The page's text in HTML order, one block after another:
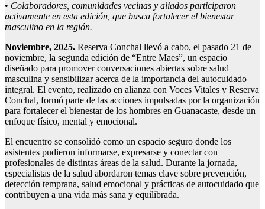
• Colaboradores, comunidades vecinas y aliados participaron
activamente en esta edición, que busca fortalecer el bienestar
masculino en la región.
Noviembre, 2025. Reserva Conchal llevó a cabo, el pasado 21 de
noviembre, la segunda edición de “Entre Maes”, un espacio
diseñado para promover conversaciones abiertas sobre salud
masculina y sensibilizar acerca de la importancia del autocuidado
integral. El evento, realizado en alianza con Voces Vitales y Reserva
Conchal, formó parte de las acciones impulsadas por la organización
para fortalecer el bienestar de los hombres en Guanacaste, desde un
enfoque físico, mental y emocional.
El encuentro se consolidó como un espacio seguro donde los
asistentes pudieron informarse, expresarse y conectar con
profesionales de distintas áreas de la salud. Durante la jornada,
especialistas de la salud abordaron temas clave sobre prevención,
detección temprana, salud emocional y prácticas de autocuidado que
contribuyen a una vida más sana y equilibrada.